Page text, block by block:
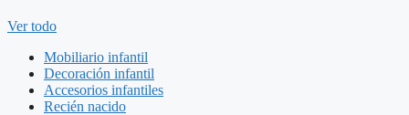
Ver todo
Mobiliario infantil
Decoración infantil
Accesorios infantiles
Recién nacido